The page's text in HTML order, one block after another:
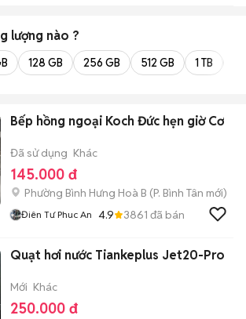
lượng nào ?
128 GB 256 GB 512 GB 1 TB
Bếp hồng ngoại Koch Đức hẹn giờ Cơ
Đã sử dụng Khác
145.000 đ
Phường Bình Hưng Hoà B (P. Bình Tân mới)
Điên Tư Phuc An 4.9 3861 đã bán
Quạt hơi nước Tiankeplus Jet20-Pro
Mới Khác
250.000 đ